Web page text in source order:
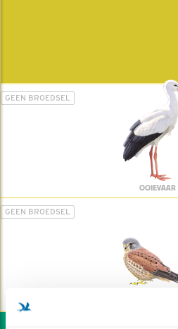
GEEN BROEDSEL
OOIEVAAR
GEEN BROEDSEL